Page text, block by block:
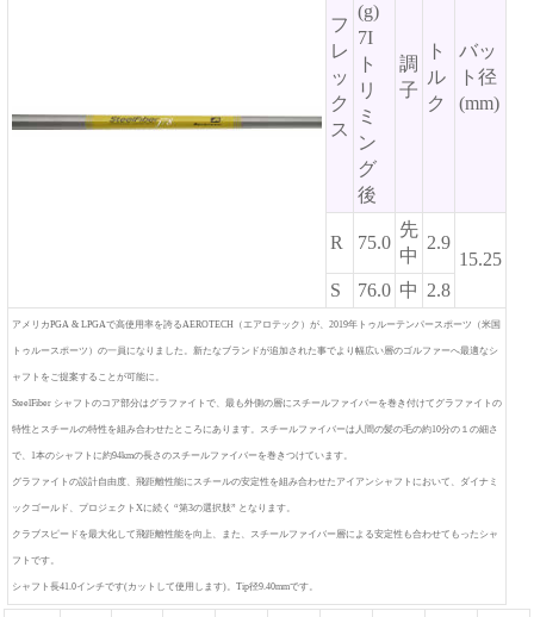
フ
レ
ッ
ク
ス
(g)
7I
ト
リ
ミ
ン
グ
後
調
子
ト
ル
ク
バッ
ト径
(mm)
R 75.0
先
中
2.9
15.25
S
76.0 中 2.8
アメリカPGA & LPGAで高使用率を誇るAEROTECH（エアロテック）が、2019年トゥルーテンパースポーツ（米国
トゥルースポーツ）の一員になりました。新たなブランドが追加された事でより幅広い層のゴルファーへ最適なシ
ャフトをご提案することが可能に。
SteelFiber シャフトのコア部分はグラファイトで、最も外側の層にスチールファイバーを巻き付けてグラファイトの
特性とスチールの特性を組み合わせたところにあります。スチールファイバーは人間の髪の毛の約10分の１の細さ
で、1本のシャフトに約94kmの長さのスチールファイバーを巻きつけています。
グラファイトの設計自由度、飛距離性能にスチールの安定性を組み合わせたアイアンシャフトにおいて、ダイナミ
ックゴールド、プロジェクトXに続く “第3の選択肢” となります。
クラブスピードを最大化して飛距離性能を向上、また、スチールファイバー層による安定性も合わせてもったシャ
フトです。
シャフト長41.0インチです(カットして使用します)。Tip径9.40mmです。